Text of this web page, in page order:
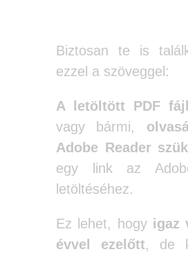
Biztosan te is
ezzel a szöveggel:
A letöltött PDF
vagy bármi,
Adobe Reader
egy link az
letöltéséhez.
Ez lehet, hogy igaz
évvel ezelőtt, de